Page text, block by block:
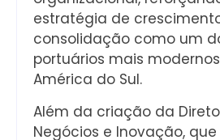
estratégia de
consolidação como um
portuários mais
América do Sul.
Além da criação da
Negócios e Inovação,